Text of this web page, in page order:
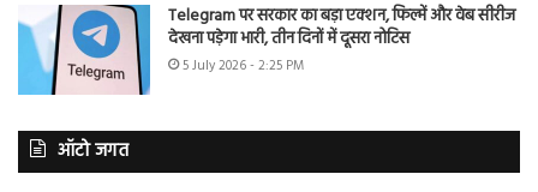
Telegram पर सरकार का बड़ा एक्शन, फिल्में और वेब सीरीज
देखना पड़ेगा भारी, तीन दिनों में दूसरा नोटिस
5 July 2026 - 2:25 PM
ऑटो जगत